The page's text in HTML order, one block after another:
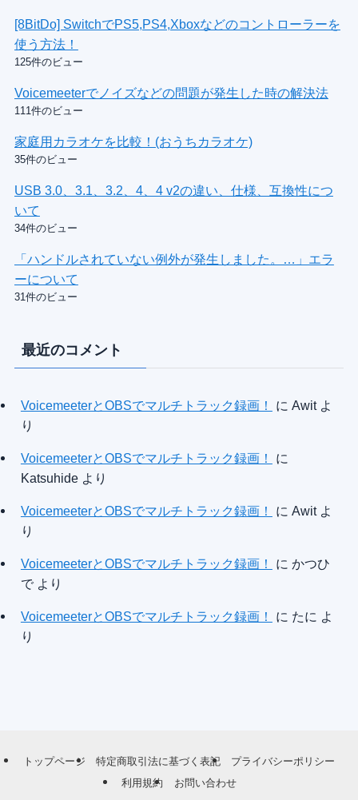
[8BitDo] SwitchでPS5,PS4,Xboxなどのコントローラーを
使う方法！
125件のビュー
Voicemeeterでノイズなどの問題が発生した時の解決法
111件のビュー
家庭用カラオケを比較！(おうちカラオケ)
35件のビュー
USB 3.0、3.1、3.2、4、4 v2の違い、仕様、互換性につ
いて
34件のビュー
「ハンドルされていない例外が発生しました。…」エラ
ーについて
31件のビュー
最近のコメント
VoicemeeterとOBSでマルチトラック録画！ に Awitよ
り
VoicemeeterとOBSでマルチトラック録画！
に
Katsuhideより
VoicemeeterとOBSでマルチトラック録画！ に Awitよ
り
VoicemeeterとOBSでマルチトラック録画！ に かつひ
でより
VoicemeeterとOBSでマルチトラック録画！ に たに よ
り
トップページ 特定商取引法に基づく表記
プライバシーポリシー
利用規約
お問い合わせ